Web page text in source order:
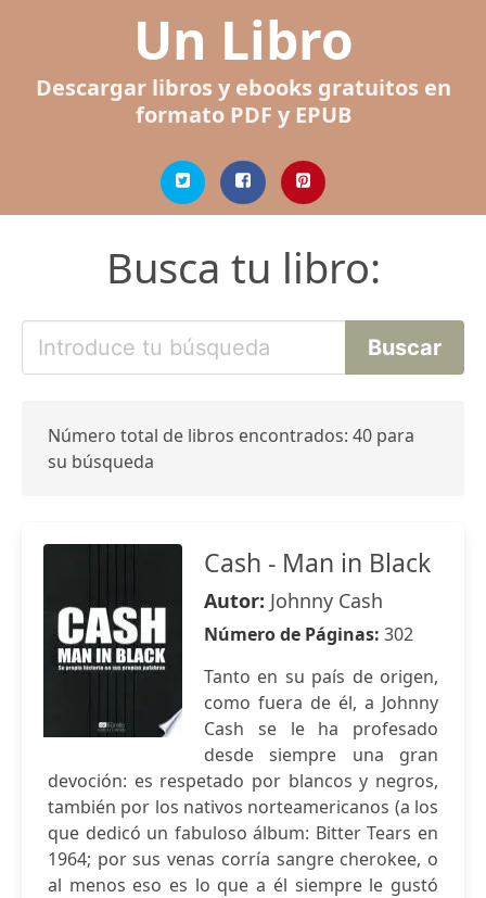
Un Libro
Descargar libros y ebooks gratuitos en
formato PDF y EPUB
Busca tu libro:
Número total de libros encontrados: 40 para
su búsqueda
Cash - Man in Black
Autor: Johnny Cash
Número de Páginas: 302
Tanto en su país de origen,
como fuera de él, a Johnny
Cash se le ha profesado
desde siempre una gran
devoción: es respetado por blancos y negros,
también por los nativos norteamericanos (a los
que dedicó un fabuloso álbum: Bitter Tears en
1964; por sus venas corría sangre cherokee, o
al menos eso es lo que a él siempre le gustó